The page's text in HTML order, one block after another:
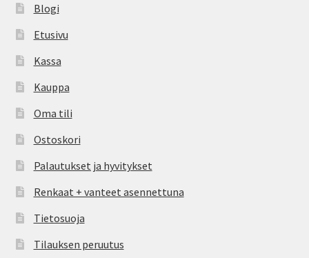
Blogi
Etusivu
Kassa
Kauppa
Oma tili
Ostoskori
Palautukset ja hyvitykset
Renkaat + vanteet asennettuna
Tietosuoja
Tilauksen peruutus